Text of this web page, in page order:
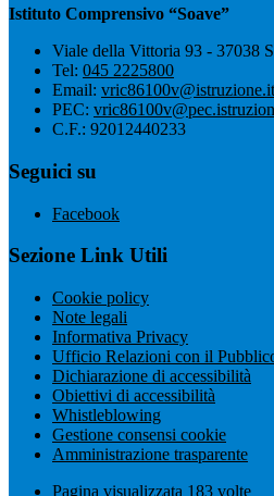
Istituto Comprensivo “Soave”
Viale della Vittoria 93 - 37038
Tel: 045 2225800
Email: vric86100v@istruzione.it
PEC:
C.F.: 92012440233
Seguici su
Facebook
Sezione Link Utili
Cookie policy
Note legali
Informativa Privacy
Ufficio Relazioni con il
Dichiarazione di accessibilità
Obiettivi di accessibilità
Whistleblowing
Gestione consensi cookie
Amministrazione trasparente
Pagina visualizzata 183 volte